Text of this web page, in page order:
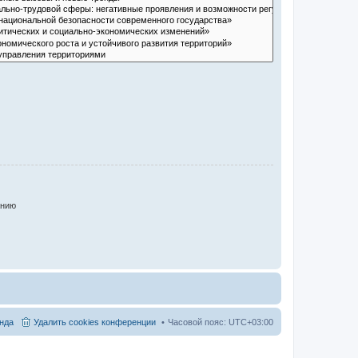
Часовой пояс: UTC+03:00
Удалить cookies конференции